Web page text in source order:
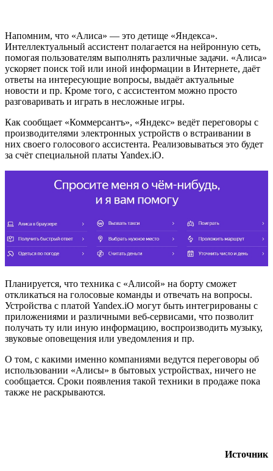
Напомним, что «Алиса» — это детище «Яндекса».
Интеллектуальный ассистент полагается на нейронную сеть,
помогая пользователям выполнять различные задачи. «Алиса»
ускоряет поиск той или иной информации в Интернете, даёт
ответы на интересующие вопросы, выдаёт актуальные
новости и пр. Кроме того, с ассистентом можно просто
разговаривать и играть в несложные игры.
Как сообщает «Коммерсантъ», «Яндекс» ведёт переговоры с
производителями электронных устройств о встраивании в
них своего голосового ассистента. Реализовываться это будет
за счёт специальной платы Yandex.iO.
Планируется, что техника с «Алисой» на борту сможет
откликаться на голосовые команды и отвечать на вопросы.
Устройства с платой Yandex.iO могут быть интегрированы с
приложениями и различными веб-сервисами, что позволит
получать ту или иную информацию, воспроизводить музыку,
звуковые оповещения или уведомления и пр.
О том, с какими именно компаниями ведутся переговоры об
использовании «Алисы» в бытовых устройствах, ничего не
сообщается. Сроки появления такой техники в продаже пока
также не раскрываются.
Источник